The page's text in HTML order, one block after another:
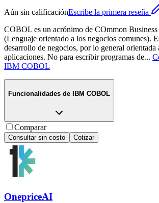
Aún sin calificaciónEscribe la primera reseña
COBOL es un acrónimo de COmmon
(Lenguaje orientado a los negocios comunes).
desarrollo de negocios, por lo general orientada
aplicaciones. No para escribir programas de...
IBM COBOL
Funcionalidades de IBM COBOL
Comparar
Consultar sin costo Cotizar
OnepriceAI